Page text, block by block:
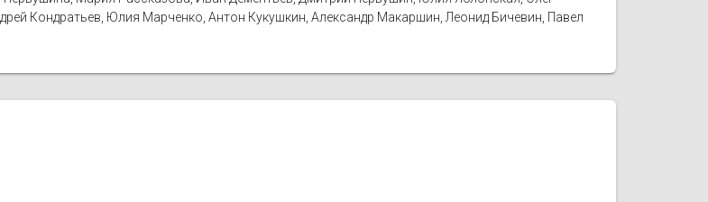
Кондратьев, Юлия Марченко, Антон Кукушкин, Александр Макаршин, Леонид Бичевин, Павел